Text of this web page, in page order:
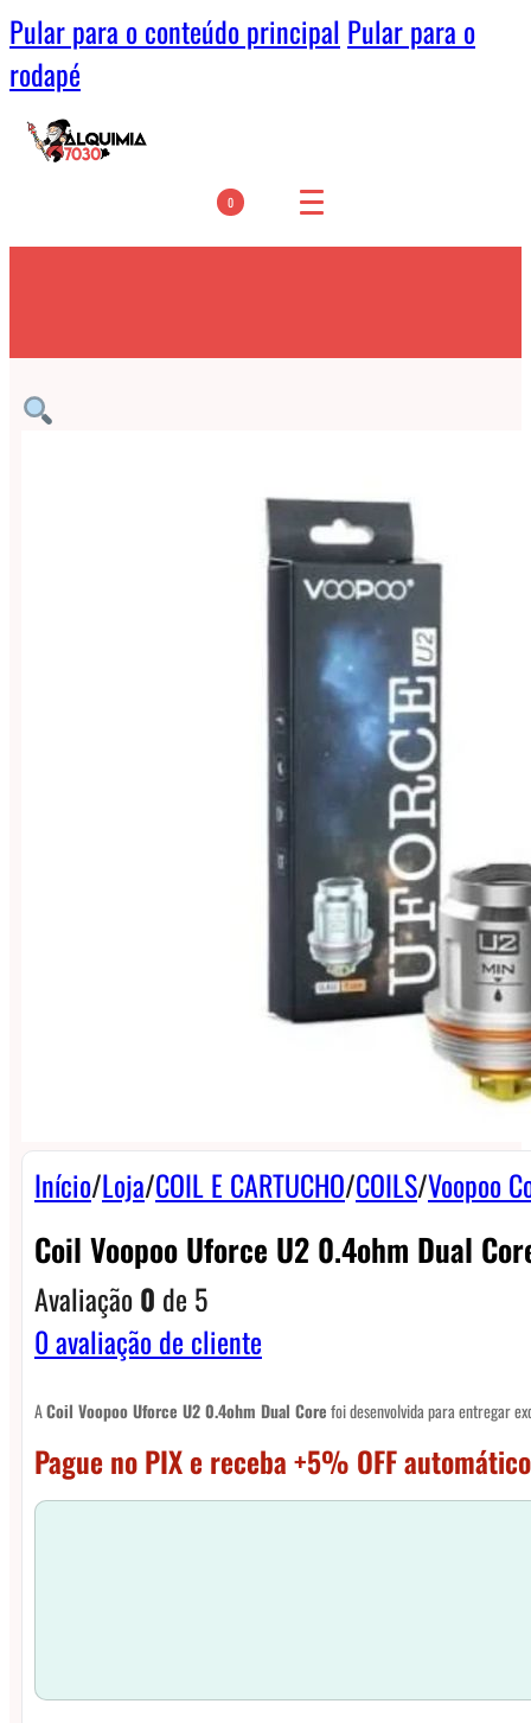
Pular para o conteúdo principal Pular para o
rodapé
0
Início/Loja/COIL E CARTUCHO/COILS/Voopoo
Coil Voopoo Uforce U2 0.4ohm Dual
Avaliação0 de 5
0avaliação de cliente
ACoil Voopoo Uforce U2 0.4ohm Dual Corefoi desenvolvida para entregar
Pague no PIX e receba +5% OFF